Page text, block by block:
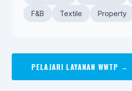
F&B Textile Property
PELAJARI LAYANAN WWTP →